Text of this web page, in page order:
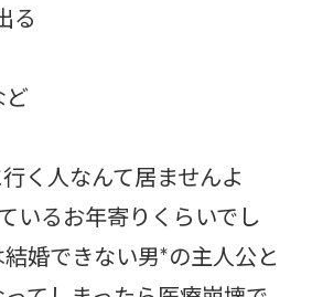
る
ど
く人なんて居ませんよ
いるお年寄りくらいでし
結婚できない男*の主人公と